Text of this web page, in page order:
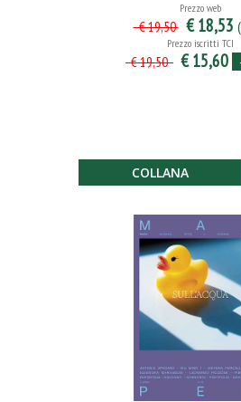
Prezzo web
€ 19,50 € 18,53
Prezzo iscritti TCI
€ 19,50 € 15,60
COLLANA